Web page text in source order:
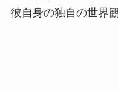
彼自身の独自の世界